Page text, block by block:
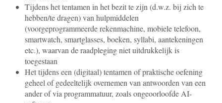
Tijdens het tentamen in het bezit te zijn (d.w.z. bij zich te
hebben/te dragen) van hulpmiddelen
(voorgeprogrammeerde rekenmachine, mobiele telefoon,
smartwatch, smartglasses, boeken, syllabi, aantekeningen
etc.), waarvan de raadpleging niet uitdrukkelijk is
toegestaan
Het tijdens een (digitaal) tentamen of praktische oefening
geheel of gedeeltelijk overnemen van antwoorden van een
ander of via programmatuur, zoals ongeoorloofde AI-